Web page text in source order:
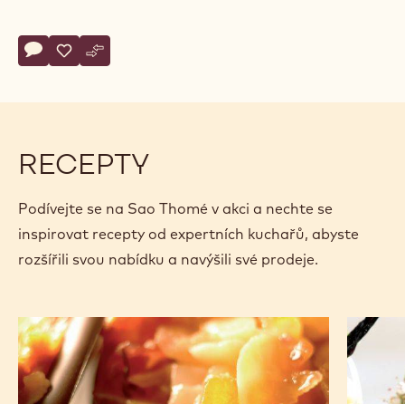
Actions
Napsat komentář
- Sao Thomé
Uložit
- Sao Thomé
Srovnat
- Sao Thomé
RECEPTY
Podívejte se na Sao Thomé v akci a nechte se
inspirovat recepty od expertních kuchařů, abyste
rozšířili svou nabídku a navýšili své prodeje.
Florentiny
z
tmavé
čokolády
koláč,
a